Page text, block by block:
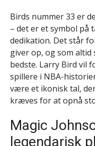
Birds nummer 33 er
– det er et symbol på
dedikation. Det står
giver op, og som
bedste. Larry Bird vil
spillere i NBA-
være et ikonisk tal,
kræves for at opnå
Magic
legendarisk